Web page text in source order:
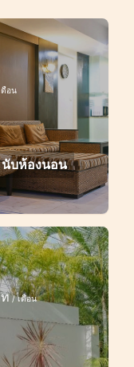
ดือน
นับห้องนอน
ยอดเยี่ยม
ง
/ เดือน